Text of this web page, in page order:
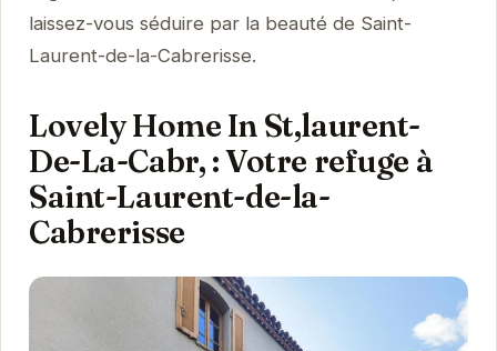
laissez-vous séduire par la beauté de Saint-
Laurent-de-la-Cabrerisse.
Lovely Home In St,laurent-
De-La-Cabr, : Votre refuge à
Saint-Laurent-de-la-
Cabrerisse